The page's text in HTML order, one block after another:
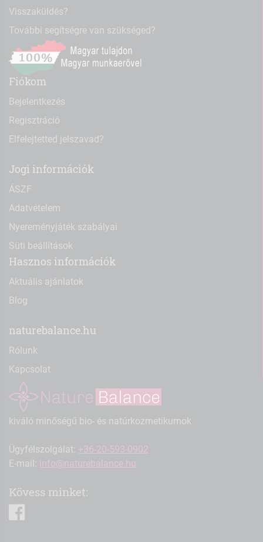
Visszaküldés?
További segítségre van szükséged?
Fiókom
Bejelentkezés
Regisztráció
Elfelejtetted jelszavad?
Jogi információk
ÁSZF
Adatvételem
Nyereményjáték szabályai
Süti beállítások
Hasznos információk
Aktuális ajánlatok
Blog
naturebalance.hu
Rólunk
Kapcsolat
kiváló minőségű bio- és natúrkozmetikumok
Ügyfélszolgálat: +36-20-593-0902
E-mail: info@naturebalance.hu
Kövess minket: